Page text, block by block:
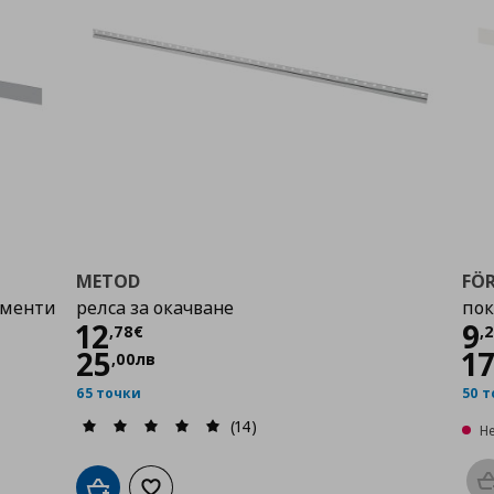
METOD
релса за окачване
12,78€
Цена
25,00лв
65 точки
(14)
9,
50